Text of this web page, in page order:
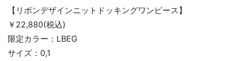
【リボンデザインニットドッキングワンピース】
￥22,880(税込)
限定カラー：LBEG
サイズ：0,1